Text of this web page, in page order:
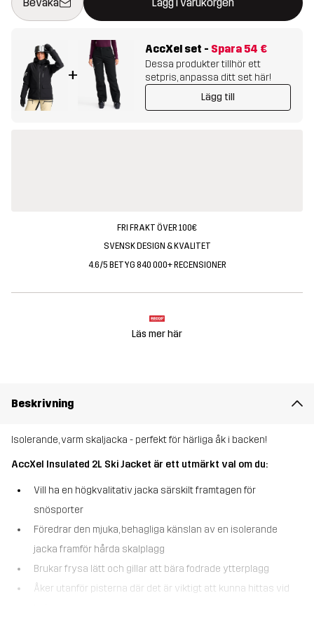
+
AccXel set - Spara 54 €
Dessa produkter tillhör ett
setpris, anpassa ditt set här!
Lägg till
FRI FRAKT ÖVER 100€
SVENSK DESIGN & KVALITET
4.6/5 BETYG 840 000+ RECENSIONER
Läs mer här
Beskrivning
Isolerande, varm skaljacka - perfekt för härliga åk i backen!
AccXel Insulated 2L Ski Jacket är ett utmärkt val om du:
Vill ha en högkvalitativ jacka särskilt framtagen för
snösporter
Föredrar den mjuka, behagliga känslan av en isolerande
jacka framför hårda skalplagg
Brukar frysa lätt och gillar att bära fodrade ytterplagg
Åker utanför pisterna där det är viktigt att kunna hittas vid